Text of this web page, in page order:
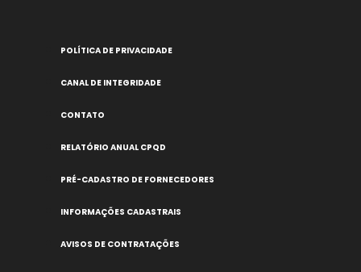
POLÍTICA DE PRIVACIDADE
CANAL DE INTEGRIDADE
CONTATO
RELATÓRIO ANUAL CPQD
PRÉ-CADASTRO DE FORNECEDORES
INFORMAÇÕES CADASTRAIS
AVISOS DE CONTRATAÇÕES